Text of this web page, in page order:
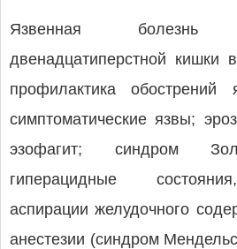
Язвенная
двенадцатиперстной кишки
профилактика обострений
симптоматические язвы;
эзофагит; синдром
гиперацидные
аспирации желудочного
анестезии (синдром